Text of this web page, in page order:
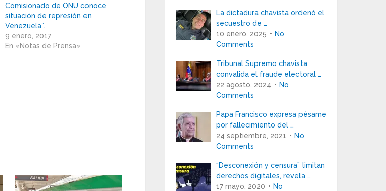
Comisionado de ONU conoce
situación de represión en
Venezuela”.
9 enero, 2017
En «Notas de Prensa»
La dictadura chavista ordenó el
secuestro de …
10 enero, 2025
No
Comments
Tribunal Supremo chavista
convalida el fraude electoral …
22 agosto, 2024
No
Comments
Papa Francisco expresa pésame
por fallecimiento del …
24 septiembre, 2021
No
Comments
“Desconexión y censura” limitan
derechos digitales, revela …
17 mayo, 2020
No